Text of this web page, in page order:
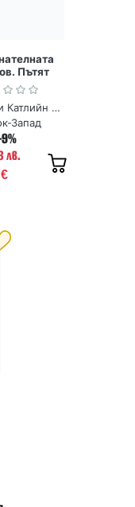
Пътят
Гай и Катлийн Хендрикс
Запад
лв.
€